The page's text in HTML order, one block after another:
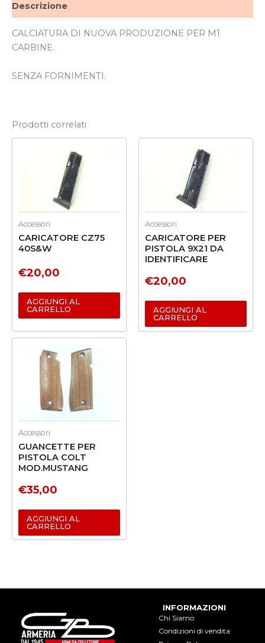
Descrizione
CALCIATURA DI NUOVA PRODUZIONE PER M1
CARBINE.
SENZA FORNIMENTI.
Prodotti correlati
Accessori
CARICATORE CZ75
40S&W
€20,00
AGGIUNGI AL
CARRELLO
Accessori
CARICATORE PER
PISTOLA 9X21 DA
IDENTIFICARE
€20,00
AGGIUNGI AL
CARRELLO
Accessori
GUANCETTE PER
PISTOLA COLT
MOD.MUSTANG
€35,00
AGGIUNGI AL
CARRELLO
INFORMAZIONI
Chi Siamo
Condizioni di vendita